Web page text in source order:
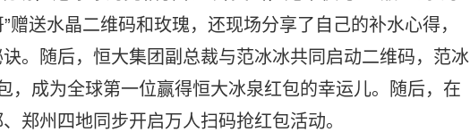
赠送水晶二维码和玫瑰，还现场分享了自己的补水心得，
。随后，恒大集团副总裁与范冰冰共同启动二维码，范冰
，成为全球第一位赢得恒大冰泉红包的幸运儿。随后，在
郑州四地同步开启万人扫码抢红包活动。